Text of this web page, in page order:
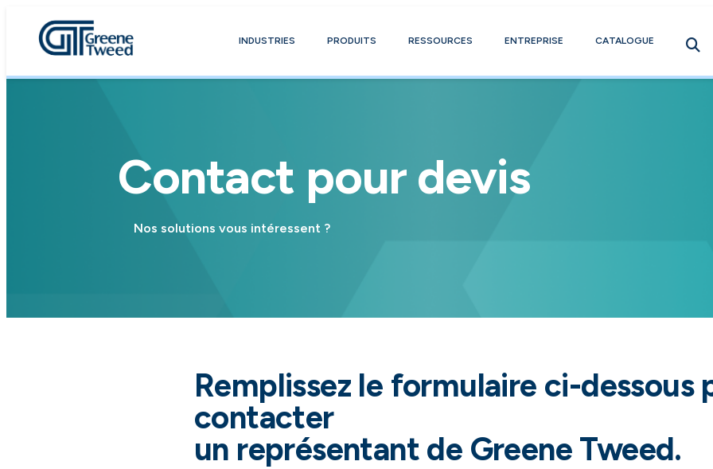
INDUSTRIES PRODUITS RESSOURCES ENTREPRISE CATALOGUE
Contact pour devis
Nos solutions vous intéressent ?
Remplissez le formulaire ci-dessous
contacter
un représentant de Greene Tweed.